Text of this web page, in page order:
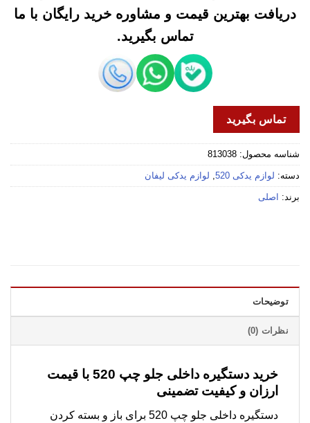
دریافت بهترین قیمت و مشاوره خرید رایگان با ما
تماس بگیرید.
تماس بگیرید
شناسه محصول: 813038
دسته: لوازم یدکی 520 , لوازم یدکی لیفان
برند: اصلی
توضیحات
نظرات (0)
خرید دستگیره داخلی جلو چپ 520 با قیمت
ارزان و کیفیت تضمینی
دستگیره داخلی جلو چپ 520 برای باز و بسته کردن